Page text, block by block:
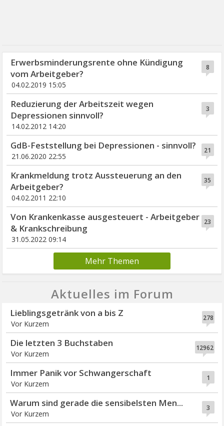
8
Erwerbsminderungsrente ohne Kündigung
vom Arbeitgeber?
04.02.2019 15:05
3
Reduzierung der Arbeitszeit wegen
Depressionen sinnvoll?
14.02.2012 14:20
21
GdB-Feststellung bei Depressionen - sinnvoll?
21.06.2020 22:55
35
Krankmeldung trotz Aussteuerung an den
Arbeitgeber?
04.02.2011 22:10
23
Von Krankenkasse ausgesteuert - Arbeitgeber
& Krankschreibung
31.05.2022 09:14
Mehr Themen
Aktuelles im Forum
278
Lieblingsgetränk von a bis Z
Vor Kurzem
12962
Die letzten 3 Buchstaben
Vor Kurzem
1
Immer Panik vor Schwangerschaft
Vor Kurzem
3
Warum sind gerade die sensibelsten Men...
Vor Kurzem